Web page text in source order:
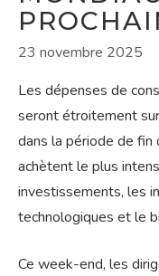
23 novembre 2025
Les dépenses de
seront étroitement
dans la période de fin
achètent le plus
investissements, les
technologiques et le
Ce week-end, les